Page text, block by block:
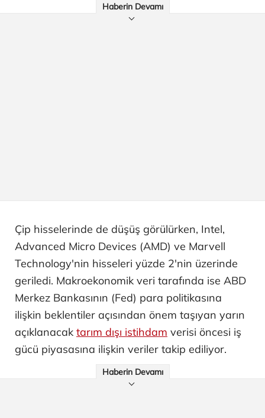
Haberin Devamı
Çip hisselerinde de düşüş görülürken, Intel,
Advanced Micro Devices (AMD) ve Marvell
Technology'nin hisseleri yüzde 2'nin üzerinde
geriledi. Makroekonomik veri tarafında ise ABD
Merkez Bankasının (Fed) para politikasına
ilişkin beklentiler açısından önem taşıyan yarın
açıklanacak tarım dışı istihdam verisi öncesi iş
gücü piyasasına ilişkin veriler takip ediliyor.
Haberin Devamı